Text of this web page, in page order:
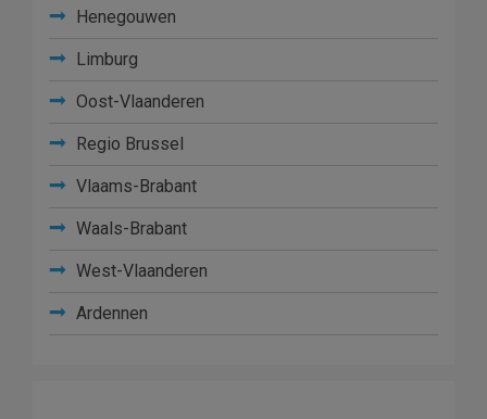
Henegouwen
Limburg
Oost-Vlaanderen
Regio Brussel
Vlaams-Brabant
Waals-Brabant
West-Vlaanderen
Ardennen